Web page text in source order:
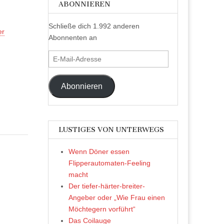
ABONNIEREN
Schließe dich 1.992 anderen
Abonnenten an
E-
Mail-
Adresse
Abonnieren
LUSTIGES VON UNTERWEGS
Wenn Döner essen
Flipperautomaten-Feeling
macht
Der tiefer-härter-breiter-
Angeber oder „Wie Frau einen
Möchtegern vorführt“
Das Coilauge